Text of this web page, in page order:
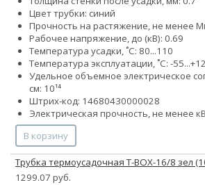
Цвет трубки: синий
Прочность на растяжение, не менее
Рабочее напряжение, до (кВ): 0.69
Температура усадки, ˚С: 80...110
Температура эксплуатации, ˚С: -
Удельное объемное электрическое
см: 10¹⁴
Штрих-код: 14680430000028
Электрическая прочность, не менее
В корзину
Трубка термоусадочная Т-BOX-16/8 зел
1299.07 руб.